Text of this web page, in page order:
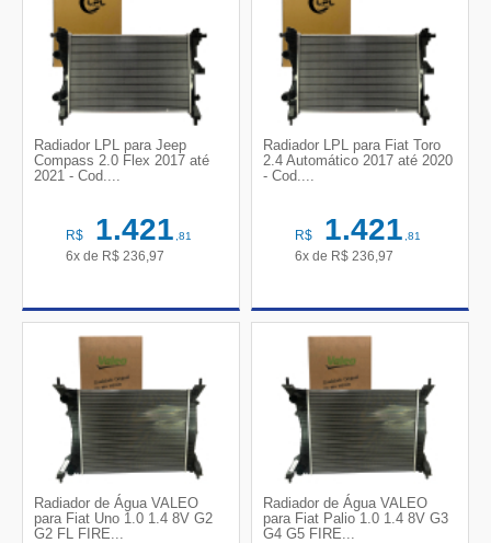
Radiador LPL para Jeep
Compass 2.0 Flex 2017 até
2021 - Cod....
R$ 1.421,81
6x de R$ 236,97
Radiador LPL para Fiat Toro
2.4 Automático 2017 até 2020
- Cod....
R$ 1.421,81
6x de R$ 236,97
Radiador de Água VALEO
para Fiat Uno 1.0 1.4 8V G2
G2 FL FIRE...
Radiador de Água VALEO
para Fiat Palio 1.0 1.4 8V G3
G4 G5 FIRE...